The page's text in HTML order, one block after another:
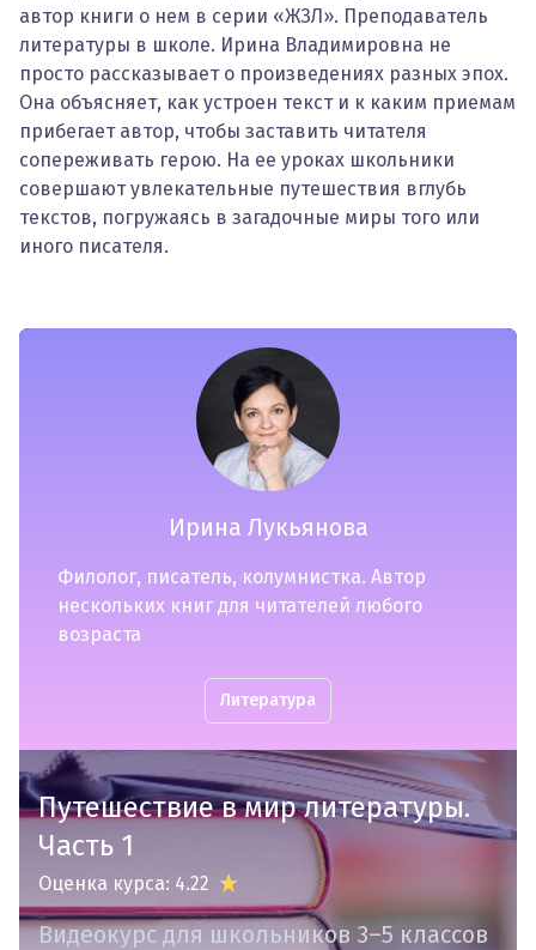
автор книги о нем в серии «ЖЗЛ». Преподаватель
литературы в школе. Ирина Владимировна не
просто рассказывает о произведениях разных эпох.
Она объясняет, как устроен текст и к каким приемам
прибегает автор, чтобы заставить читателя
сопереживать герою. На ее уроках школьники
совершают увлекательные путешествия вглубь
текстов, погружаясь в загадочные миры того или
иного писателя.
Ирина Лукьянова
Филолог, писатель, колумнистка. Автор
нескольких книг для читателей любого
возраста
Литература
Путешествие в мир литературы.
Часть 1
Оценка курса: 4.22
Видеокурс для школьников 3–5 классов